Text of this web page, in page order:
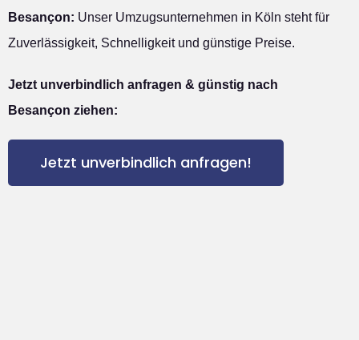
Besançon: Unser Umzugsunternehmen in Köln steht für
Zuverlässigkeit, Schnelligkeit und günstige Preise.
Jetzt unverbindlich anfragen & günstig nach
Besançon ziehen:
Jetzt unverbindlich anfragen!